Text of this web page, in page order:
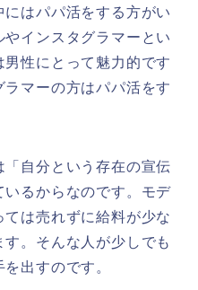
はパパ活をする方がい
インスタグラマーとい
性にとって魅力的です
マーの方はパパ活をす
自分という存在の宣伝
るからなのです。モデ
は売れずに給料が少な
。そんな人が少しでも
出すのです。